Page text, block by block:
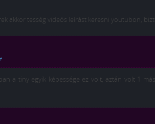
akkor tesség videós leírást keresni youtubon,
a tiny egyik képessége ez volt, aztán volt 1